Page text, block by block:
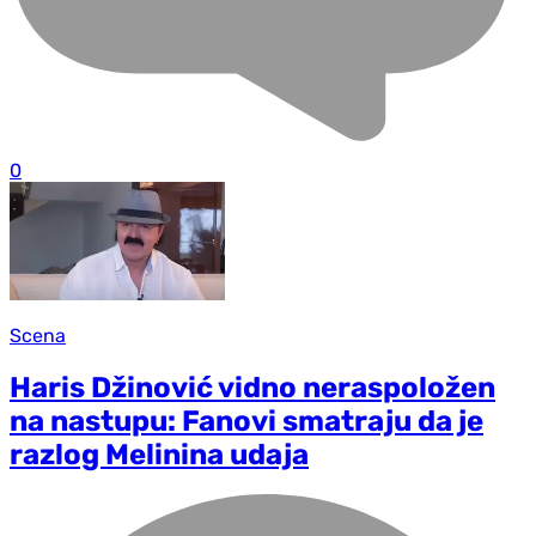
0
Scena
Haris Džinović vidno neraspoložen
na nastupu: Fanovi smatraju da je
razlog Melinina udaja